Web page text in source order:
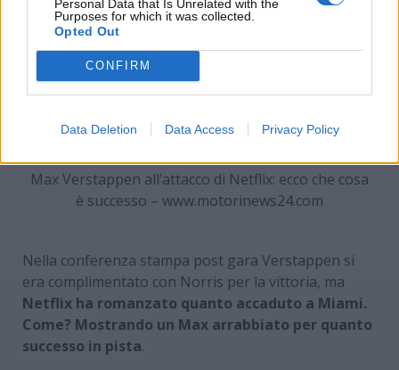
Personal Data that Is Unrelated with the
Purposes for which it was collected.
Opted Out
CONFIRM
Data Deletion Data Access Privacy Policy
Max Verstappen all’attacco di Netflix: ecco che cosa
è successo – www.motorinews24.com
Nella conferenza stampa post gara Verstappen si
era complimentato con Norris per la vittoria, ma
Netflix ha romanzato quanto accaduto a Miami.
Come? Mostrando un Max arrabbiato per quanto
successo in pista.